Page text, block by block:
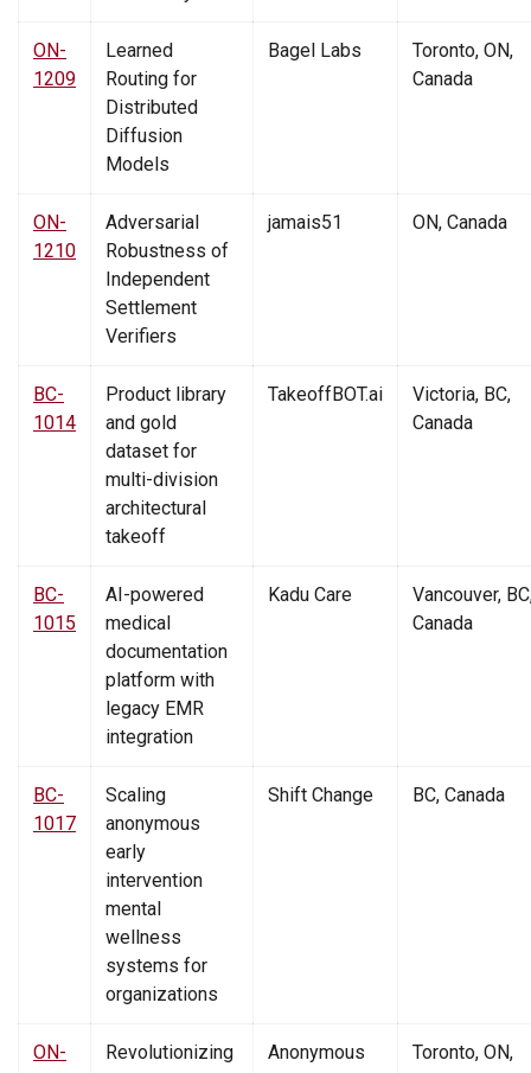
ON-
1209
Learned
Routing for
Distributed
Diffusion
Models
Bagel Labs
Toronto, ON,
Canada
ON-
1210
Adversarial
Robustness of
Independent
Settlement
Verifiers
jamais51 ON, Canada
BC-
1014
Product library
and gold
dataset for
multi-division
architectural
takeoff
TakeoffBOT.ai
Victoria, BC,
Canada
BC-
1015
AI-powered
medical
documentation
platform with
legacy EMR
integration
Kadu Care
Vancouver,
Canada
BC-
1017
Scaling
anonymous
early
intervention
mental
wellness
systems for
organizations
Shift Change BC, Canada
ON-
Revolutionizing
Anonymous
Toronto, ON,